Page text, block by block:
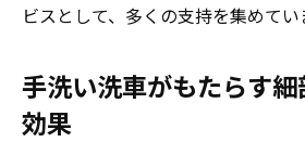
ビスとして、多くの支持を集めてい
手洗い洗車がもたらす
効果